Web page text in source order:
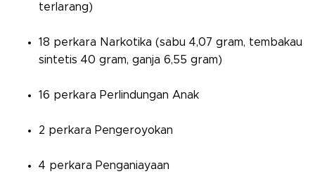
terlarang)
18 perkara Narkotika (sabu 4,07 gram, tembakau
sintetis 40 gram, ganja 6,55 gram)
16 perkara Perlindungan Anak
2 perkara Pengeroyokan
4 perkara Penganiayaan